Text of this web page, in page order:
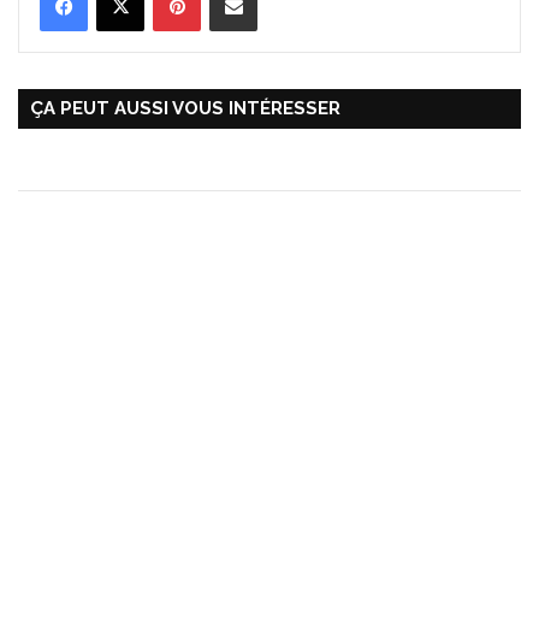
ÇA PEUT AUSSI VOUS INTÉRESSER